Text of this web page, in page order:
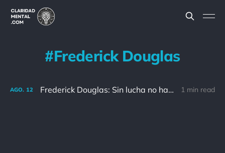
Frederick Douglas
AGO. 12 Frederick Douglas: Sin lucha no hay progreso. 1 min read